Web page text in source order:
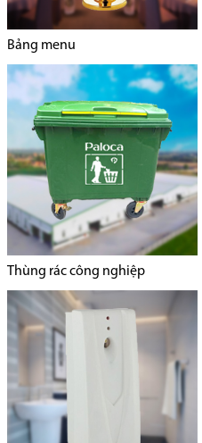
Bảng menu
Thùng rác công nghiệp